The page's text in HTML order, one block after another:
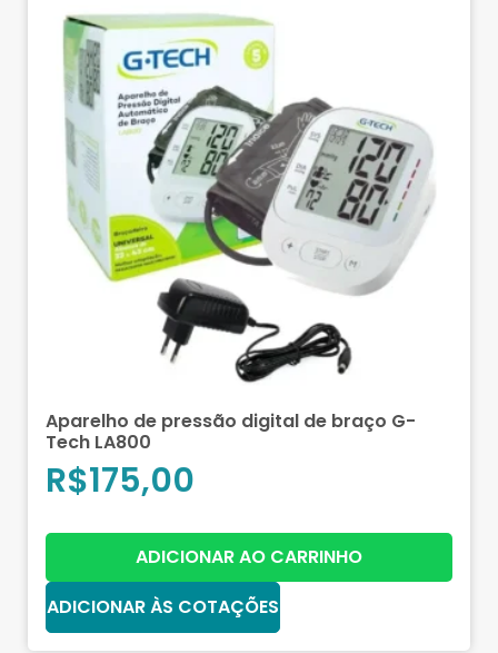
Aparelho de pressão digital de braço G-
Tech LA800
R$175,00
ADICIONAR AO CARRINHO
ADICIONAR ÀS COTAÇÕES